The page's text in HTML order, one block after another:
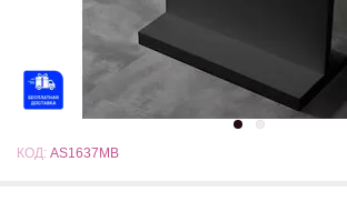
КОД: AS1637MB